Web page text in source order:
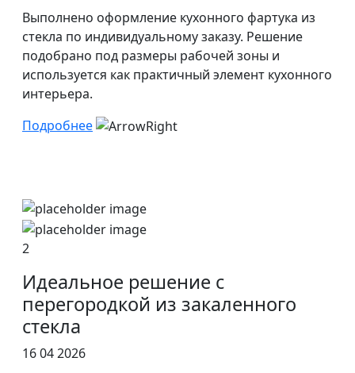
Выполнено оформление кухонного фартука из
стекла по индивидуальному заказу. Решение
подобрано под размеры рабочей зоны и
используется как практичный элемент кухонного
интерьера.
Подробнее
2
Идеальное решение с
перегородкой из закаленного
стекла
16 04 2026